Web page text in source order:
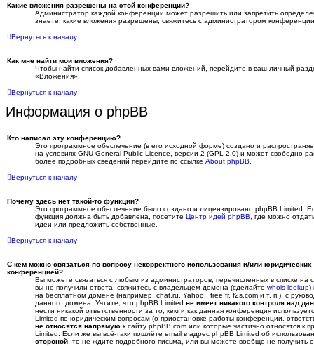
Какие вложения разрешены на этой конференции?
Администратор каждой конференции может разрешить или запретить
знаете, какие вложения разрешены, свяжитесь с администратором
Вернуться к началу
Как мне найти мои вложения?
Чтобы найти список добавленных вами вложений, перейдите в ваш личный
«Вложения».
Вернуться к началу
Информация о phpBB
Кто написал эту конференцию?
Это программное обеспечение (в его исходной форме) создано и
на условиях GNU General Public Licence, версии 2 (GPL-2.0) и может свободно
более подробных сведений перейдите по ссылке About phpBB
Вернуться к началу
Почему здесь нет такой-то функции?
Это программное обеспечение было создано и лицензировано phpBB Limited.
функция должна быть добавлена, посетите Центр идей phpBB , где можно
идеи или предложить собственные.
Вернуться к началу
С кем можно связаться по вопросу некорректного использования и/или
конференцией?
Вы можете связаться с любым из администраторов, перечисленных в списке
вы не получили ответа, свяжитесь с владельцем домена (сделайте whois lookup)
на бесплатном домене (например, chat.ru, Yahoo!, free.fr, f2s.com и т. п.), с
данного домена. Учтите, что phpBB Limited не имеет никакого контроля над
нести никакой ответственности за то, кем и как данная конференция
Limited по юридическим вопросам (о приостановке работы конференции,
не относятся напрямую к сайту phpBB.com или которые частично относятся к
Limited. Если же вы всё-таки пошлёте email в адрес phpBB Limited об
стороной , то не ждите подробного письма, или вы можете вообще не получить